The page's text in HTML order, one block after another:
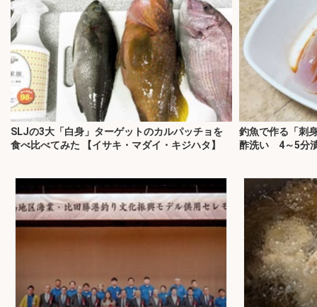
SLJの3大「白身」ターゲットのカルパッチョを
食べ比べてみた 【イサキ・マダイ・キジハタ】
釣魚で作る「刺
酢洗い 4～5分